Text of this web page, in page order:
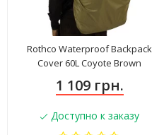
Rothco Waterproof Backpack
Cover 60L Coyote Brown
1 109 грн.
Доступно к заказу